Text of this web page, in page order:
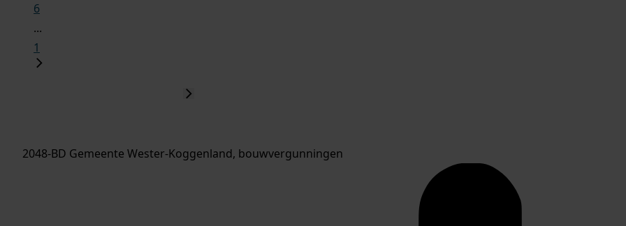
6
...
1
2048-BD Gemeente Wester-Koggenland, bouwvergunningen